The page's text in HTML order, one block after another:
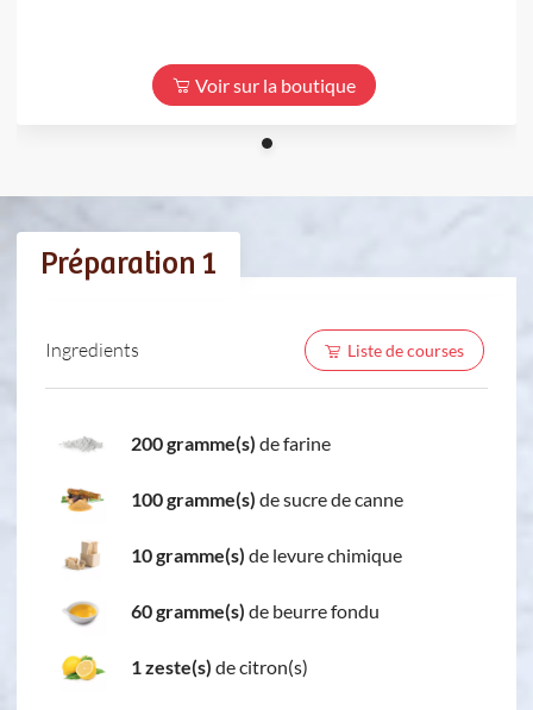
Voir sur la boutique
Préparation 1
Ingredients Liste de courses
200 gramme(s) de farine
100 gramme(s) de sucre de canne
10 gramme(s) de levure chimique
60 gramme(s) de beurre fondu
1 zeste(s) de citron(s)